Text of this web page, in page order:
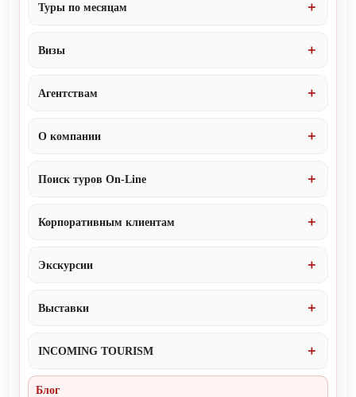
Туры по месяцам
Визы
Агентствам
О компании
Поиск туров On-Line
Корпоративным клиентам
Экскурсии
Выставки
INCOMING TOURISM
Блог